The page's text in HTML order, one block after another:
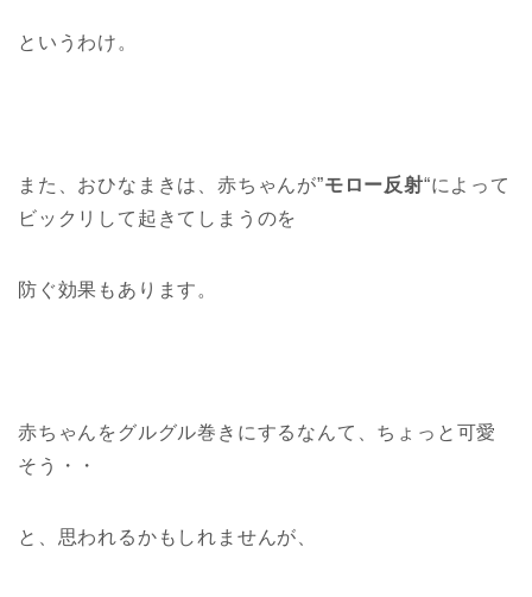
というわけ。
また、おひなまきは、赤ちゃんが”モロー反射“によって
ビックリして起きてしまうのを
防ぐ効果もあります。
赤ちゃんをグルグル巻きにするなんて、ちょっと可愛
そう・・
と、思われるかもしれませんが、